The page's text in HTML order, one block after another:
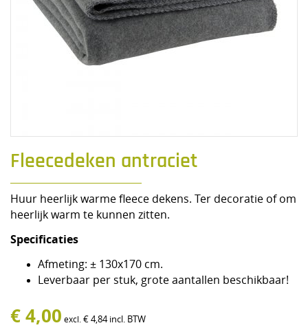
Fleecedeken antraciet
Huur heerlijk warme fleece dekens. Ter decoratie of om
heerlijk warm te kunnen zitten.
Specificaties
Afmeting: ± 130x170 cm.
Leverbaar per stuk, grote aantallen beschikbaar!
€4,00 excl. €4,84 incl. BTW